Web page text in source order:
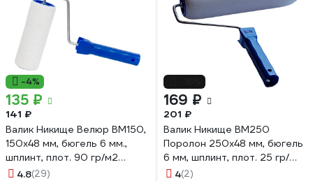
-4%
135 ₽
141 ₽
Валик Никище Велюр ВМ150,
150x48 мм, бюгель 6 мм.,
шплинт, плот. 90 гр/м2
37474
4.8(29)
169 ₽
201 ₽
Валик Никище ВМ250
Поролон 250x48 мм, бюгель
6 мм, шплинт, плот. 25 гр/
дм3 38236
4(2)